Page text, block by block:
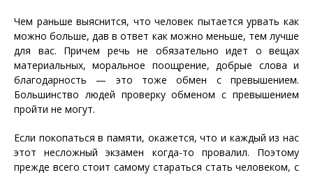
Чем раньше выяснится, что человек пытается урвать как
можно больше, дав в ответ как можно меньше, тем лучше
для вас. Причем речь не обязательно идет о вещах
материальных, моральное поощрение, добрые слова и
благодарность — это тоже обмен с превышением.
Большинство людей проверку обменом с превышением
пройти не могут.
Если покопаться в памяти, окажется, что и каждый из нас
этот несложный экзамен когда-то провалил. Поэтому
прежде всего стоит самому стараться стать человеком, с